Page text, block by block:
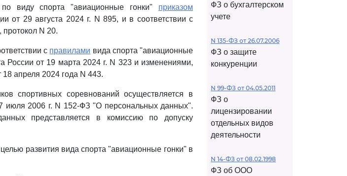
виду спорта "авиационные гонки" приказом
от 29 августа 2024 г. N 895, и в соответствии с
протокол N 20.
с правилами вида спорта "авиационные
России от 19 марта 2024 г. N 323 и изменениями,
апреля 2024 года N 443.
спортивных соревнований осуществляется в
июля 2006 г. N 152-ФЗ "О персональных данных".
представляется в комиссию по допуску
развития вида спорта "авиационные гонки" в
ФЗ о бухгалтерском
учете
N 135-ФЗ от 26.07.2006
ФЗ о защите
конкуренции
N 99-ФЗ от 04.05.2011
ФЗ о
лицензировании
отдельных видов
деятельности
N 14-ФЗ от 08.02.1998
ФЗ об ООО